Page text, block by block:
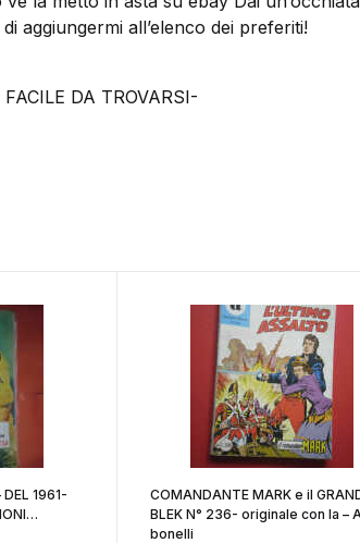
aggiungermi all’elenco dei preferiti!
DA TROVARSI-
1961-
COMANDANTE MARK e il
BLEK N° 236- originale con la –
bonelli